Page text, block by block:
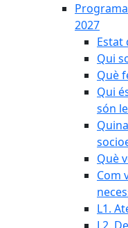
2027
Estat
Qui
Què
Qui
són
Què
Com
L1.